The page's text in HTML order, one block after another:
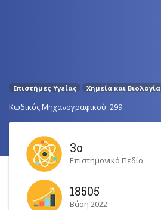
Επιστήμες Υγείας Χημεία και Βιολογία
Κωδικός Μηχανογραφικού: 299
3ο
Επιστημονικό Πεδίο
18505
Βάση 2022